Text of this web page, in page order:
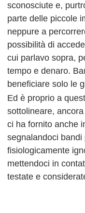
sconosciute e,
parte delle piccole
neppure a
possibilità di
cui parlavo sopra,
tempo e denaro.
beneficiare solo le
Ed è proprio a
sottolineare,
ci ha fornito anche
segnalandoci
fisiologicamente
mettendoci in
testate e